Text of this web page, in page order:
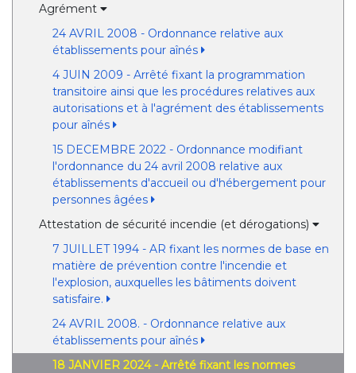
Agrément
24 AVRIL 2008 - Ordonnance relative aux
établissements pour aînés
4 JUIN 2009 - Arrêté fixant la programmation
transitoire ainsi que les procédures relatives aux
autorisations et à l'agrément des établissements
pour aînés
15 DECEMBRE 2022 - Ordonnance modifiant
l'ordonnance du 24 avril 2008 relative aux
établissements d'accueil ou d'hébergement pour
personnes âgées
Attestation de sécurité incendie (et dérogations)
7 JUILLET 1994 - AR fixant les normes de base en
matière de prévention contre l'incendie et
l'explosion, auxquelles les bâtiments doivent
satisfaire.
24 AVRIL 2008. - Ordonnance relative aux
établissements pour aînés
18 JANVIER 2024 - Arrêté fixant les normes